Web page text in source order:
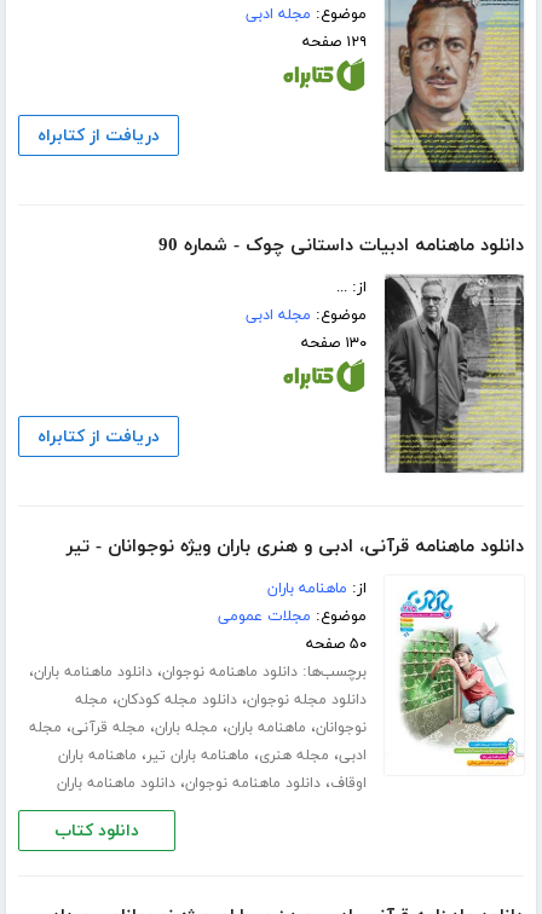
موضوع: مجله ادبی
۱۲۹ صفحه
دریافت از کتابراه
دانلود ماهنامه ادبیات داستانی چوک - شماره 90
از: ...
موضوع: مجله ادبی
۱۳۰ صفحه
دریافت از کتابراه
دانلود ماهنامه قرآنی، ادبی و هنری باران ویژه نوجوانان - تیر
از: ماهنامه باران
موضوع: مجلات عمومی
۵۰ صفحه
برچسب‌ها:دانلود ماهنامه نوجوان،دانلود ماهنامه باران،
دانلود مجله نوجوان،دانلود مجله کودکان، مجله
نوجوانان، ماهنامه باران، مجله باران، مجله قرآنی، مجله
ادبی، مجله هنری، ماهنامه باران تیر، ماهنامه باران
اوقاف،دانلود ماهنامه نوجوان،دانلود ماهنامه باران
دانلود کتاب